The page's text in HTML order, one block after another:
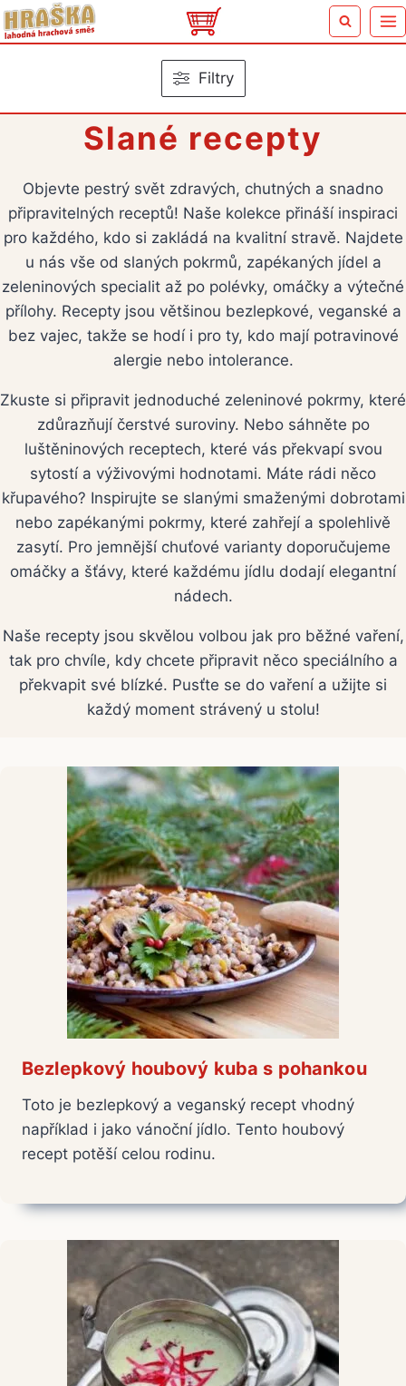
Přeskočit
na
Filtry
Slané recepty
Objevte pestrý svět zdravých, chutných a snadno
připravitelných receptů! Naše kolekce přináší inspiraci
pro každého, kdo si zakládá na kvalitní stravě. Najdete
u nás vše od slaných pokrmů, zapékaných jídel a
zeleninových specialit až po polévky, omáčky a výtečné
přílohy. Recepty jsou většinou bezlepkové, veganské a
bez vajec, takže se hodí i pro ty, kdo mají potravinové
alergie nebo intolerance.
Zkuste si připravit jednoduché zeleninové pokrmy, které
zdůrazňují čerstvé suroviny. Nebo sáhněte po
luštěninových receptech, které vás překvapí svou
sytostí a výživovými hodnotami. Máte rádi něco
křupavého? Inspirujte se slanými smaženými dobrotami
nebo zapékanými pokrmy, které zahřejí a spolehlivě
zasytí. Pro jemnější chuťové varianty doporučujeme
omáčky a šťávy, které každému jídlu dodají elegantní
nádech.
Naše recepty jsou skvělou volbou jak pro běžné vaření,
tak pro chvíle, kdy chcete připravit něco speciálního a
překvapit své blízké. Pusťte se do vaření a užijte si
každý moment strávený u stolu!
Bezlepkový houbový kuba s pohankou
Toto je bezlepkový a veganský recept vhodný
například i jako vánoční jídlo. Tento houbový
recept potěší celou rodinu.